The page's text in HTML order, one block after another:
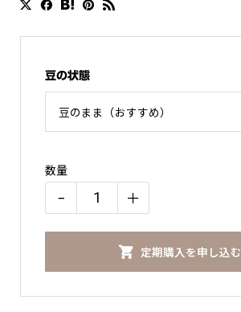
豆の状態
数量
柄
指
名】
− ＋
定期購入を申し込む